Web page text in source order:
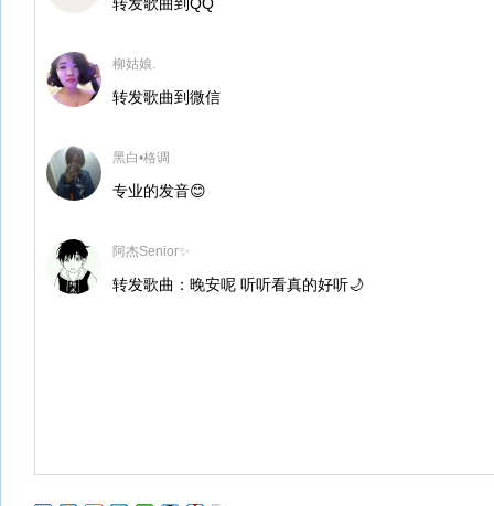
柳姑娘.
转发歌曲到微信
黑白•格调
专业的发音😊
阿杰Senior✨
转发歌曲：晚安呢 听听看真的好听🌙